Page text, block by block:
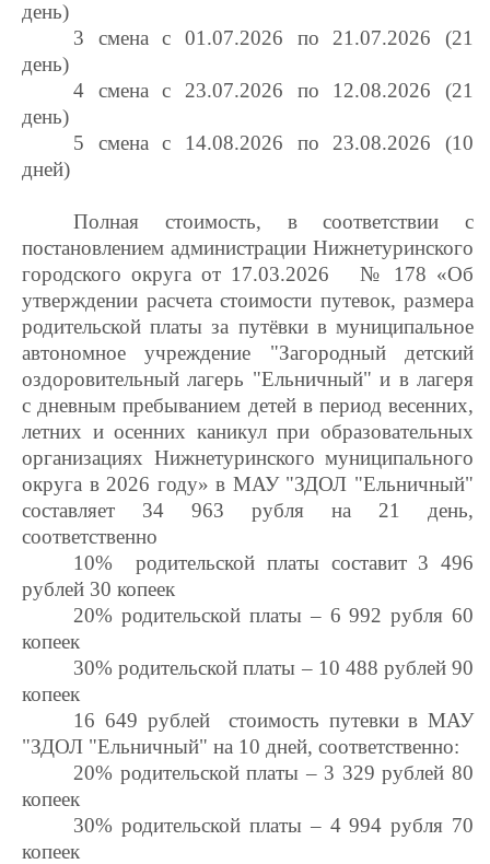
день)
3 смена с 01.07.2026 по 21.07.2026 (21
день)
4 смена с 23.07.2026 по 12.08.2026 (21
день)
5 смена с 14.08.2026 по 23.08.2026 (10
дней)
Полная стоимость, в соответствии с
постановлением администрации Нижнетуринского
городского округа от 17.03.2026 № 178 «Об
утверждении расчета стоимости путевок, размера
родительской платы за путёвки в муниципальное
автономное учреждение "Загородный детский
оздоровительный лагерь "Ельничный" и в лагеря
с дневным пребыванием детей в период весенних,
летних и осенних каникул при образовательных
организациях Нижнетуринского муниципального
округа в 2026 году» в МАУ "ЗДОЛ "Ельничный"
составляет 34 963 рубля на 21 день,
соответственно
10% родительской платы составит 3 496
рублей 30 копеек
20% родительской платы – 6 992 рубля 60
копеек
30% родительской платы – 10 488 рублей 90
копеек
16 649 рублей стоимость путевки в МАУ
"ЗДОЛ "Ельничный" на 10 дней, соответственно:
20% родительской платы – 3 329 рублей 80
копеек
30% родительской платы – 4 994 рубля 70
копеек